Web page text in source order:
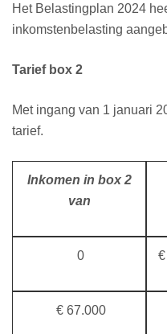
Het Belastingplan 2024
inkomstenbelasting
Tarief box 2
Met ingang van 1 januari
tarief.
Inkomen in box 2
van
0
€ 67.000